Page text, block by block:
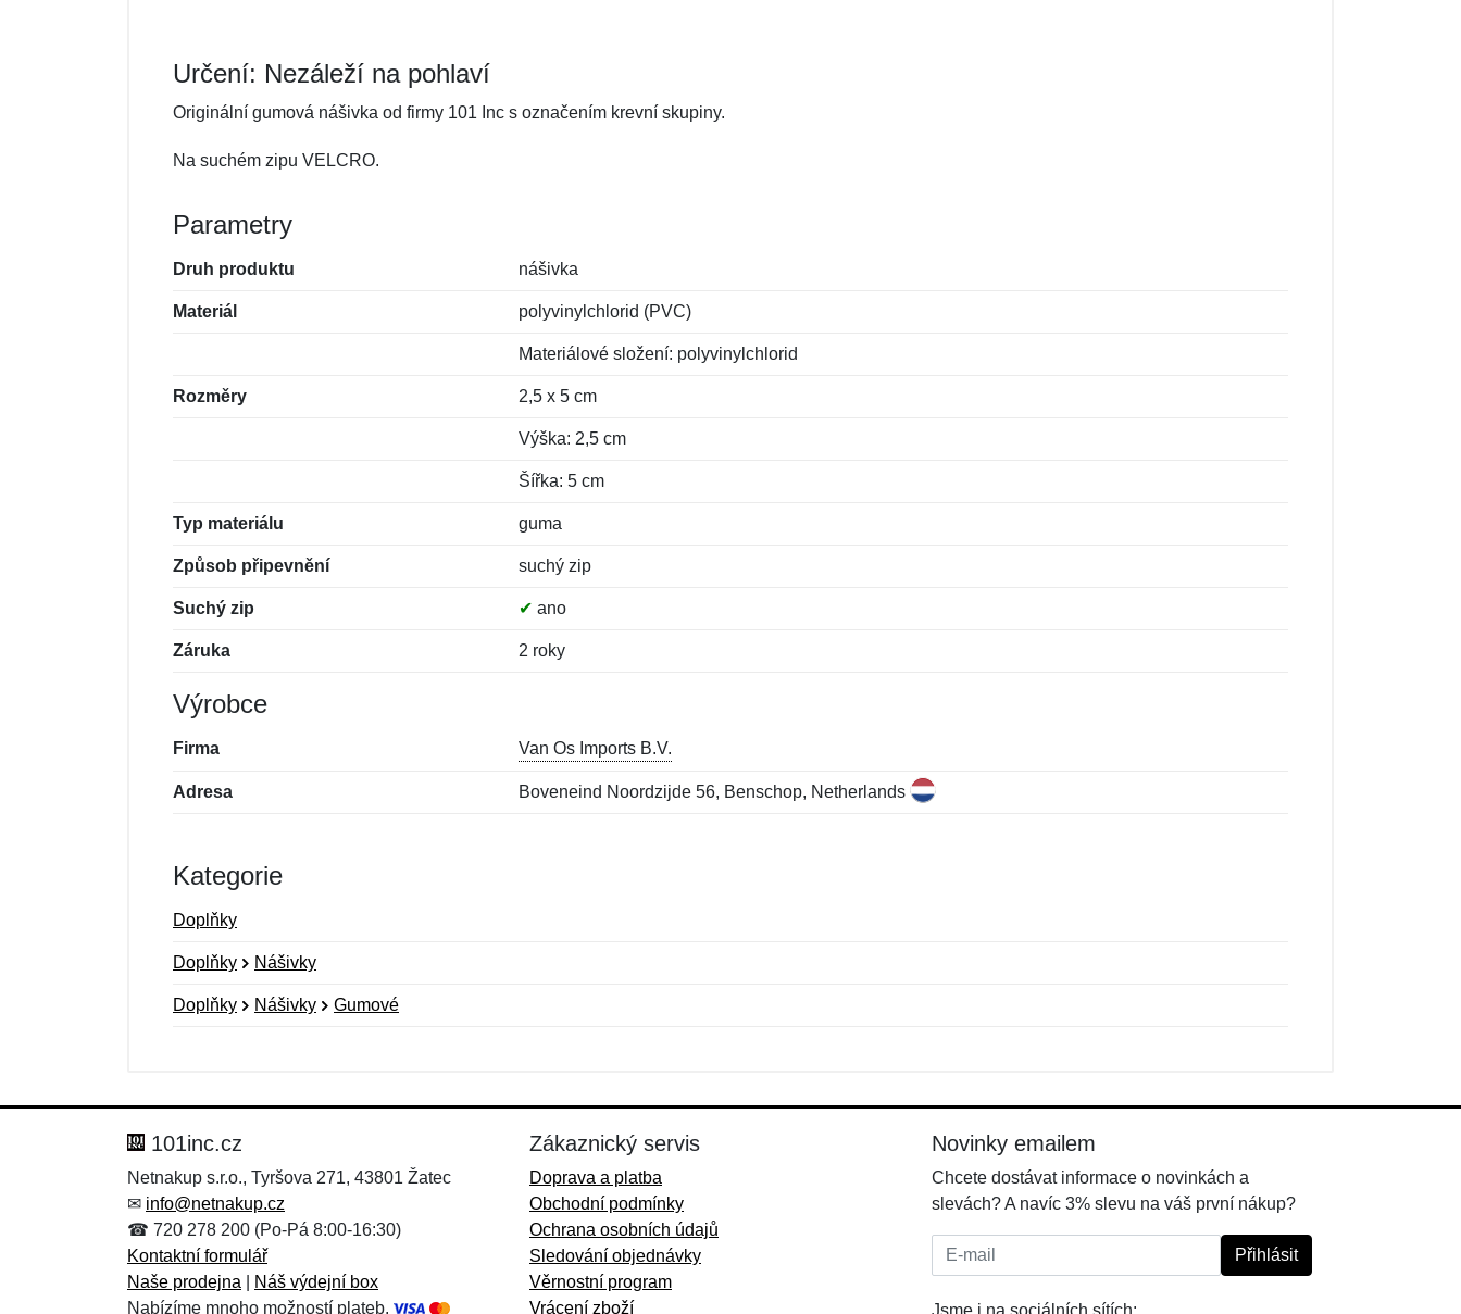
Určení: Nezáleží na pohlaví
Originální gumová nášivka od firmy 101 Inc s označením krevní skupiny.
Na suchém zipu VELCRO.
Parametry
Druh produktu nášivka
Materiál polyvinylchlorid (PVC)
Materiálové složení: polyvinylchlorid
Rozměry 2,5 x 5 cm
Výška: 2,5 cm
Šířka: 5 cm
Typ materiálu guma
Způsob připevnění suchý zip
Suchý zip ✔ ano
Záruka 2 roky
Výrobce
Firma Van Os Imports B.V.
Adresa Boveneind Noordzijde 56, Benschop, Netherlands
Kategorie
Doplňky
Doplňky Nášivky
Doplňky Nášivky Gumové
Zpráva*
Zpráva*
101inc.cz
Netnakup s.r.o., Tyršova 271, 43801 Žatec
✉ info@netnakup.cz
☎ 720 278 200 (Po-Pá 8:00-16:30)
Kontaktní formulář
Naše prodejna
Náš výdejní box
Nabízíme mnoho možností plateb.
Zákaznický servis
Doprava a platba
Obchodní podmínky
Ochrana osobních údajů
Sledování objednávky
Věrnostní program
Vrácení zboží
Novinky emailem
Chcete dostávat informace o novinkách a
slevách? A navíc 3% slevu na váš první nákup?
E-mail: Přihlásit
Jsme i na sociálních sítích: